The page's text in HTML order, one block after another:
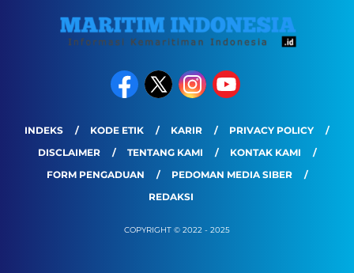
INDEKS KODE ETIK KARIR
PRIVACY POLICY
DISCLAIMER
TENTANG KAMI
KONTAK KAMI
FORM PENGADUAN
PEDOMAN MEDIA SIBER
REDAKSI
COPYRIGHT © 2022 - 2025